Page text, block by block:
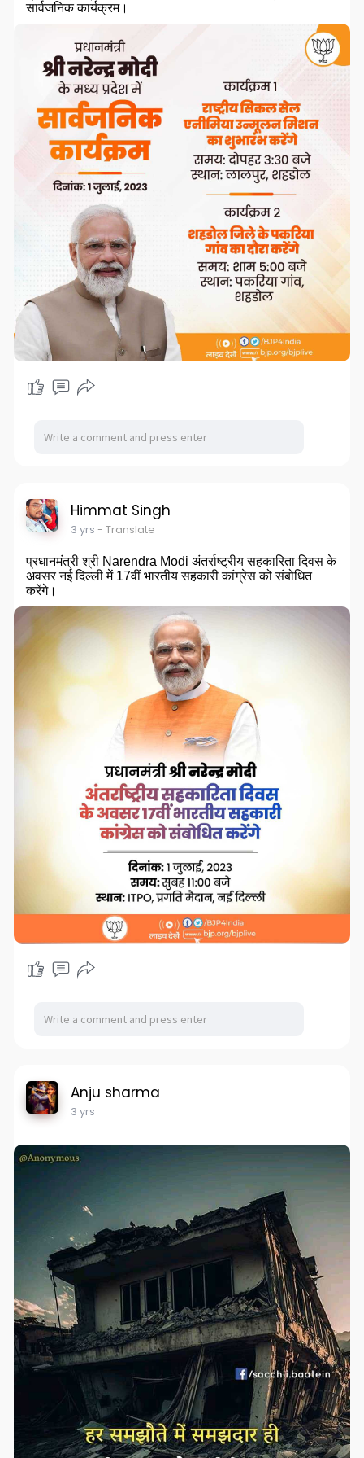
सार्वजनिक कार्यक्रम।
Himmat Singh
3 yrs - Translate
प्रधानमंत्री श्री Narendra Modi अंतर्राष्ट्रीय सहकारिता दिवस के
अवसर नई दिल्ली में 17वीं भारतीय सहकारी कांग्रेस को संबोधित
करेंगे।
Anju sharma
3 yrs